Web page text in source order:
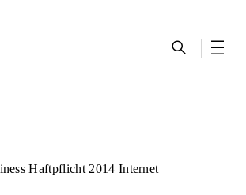
Haftpflicht 2014 Internet